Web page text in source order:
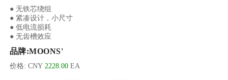
● 无铁芯绕组
● 紧凑设计，小尺寸
● 低电流损耗
● 无齿槽效应
品牌:MOONS'
价格: CNY 2228.00 EA